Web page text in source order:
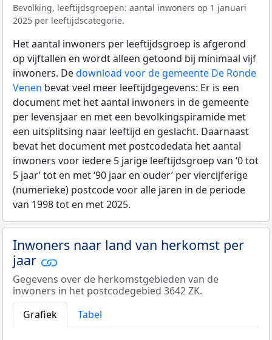
Bevolking, leeftijdsgroepen: aantal inwoners op 1 januari
2025 per leeftijdscategorie.
Het aantal inwoners per leeftijdsgroep is afgerond
op vijftallen en wordt alleen getoond bij minimaal vijf
inwoners. Dedownload voor de gemeente De Ronde
Venen bevat veel meer leeftijdgegevens: Er is een
document met het aantal inwoners in de gemeente
per levensjaar en met een bevolkingspiramide met
een uitsplitsing naar leeftijd en geslacht. Daarnaast
bevat het document met postcodedata het aantal
inwoners voor iedere 5 jarige leeftijdsgroep van ‘0 tot
5 jaar’ tot en met ‘90 jaar en ouder’ per viercijferige
(numerieke) postcode voor alle jaren in de periode
van 1998 tot en met 2025.
Inwoners naar land van herkomst per
jaar
Gegevens over de herkomstgebieden van de
inwoners in het postcodegebied 3642 ZK.
Grafiek
Tabel